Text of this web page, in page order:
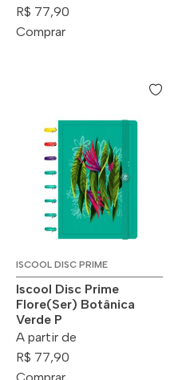
R$ 77,90
Comprar
ISCOOL DISC PRIME
Iscool Disc Prime
Flore(Ser) Botânica
Verde P
A partir de
R$ 77,90